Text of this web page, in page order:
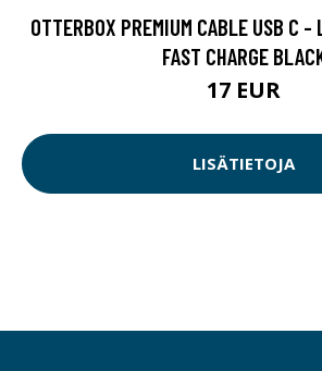
OTTERBOX PREMIUM CABLE USB C
FAST CHARGE
17 EUR
LISÄTIETOJA